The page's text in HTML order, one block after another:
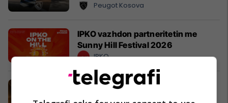
Peugot Kosova
IPKO vazhdon partneritetin me
Sunny Hill Festival 2026
IPKO
EXPO DIASPORA 2026 mbahet më